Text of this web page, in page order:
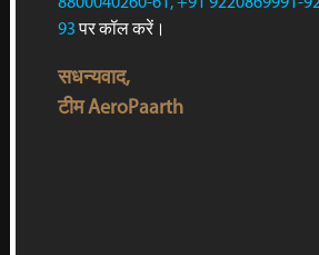
93पर कॉल करें।
सधन्यवाद,
टीम AeroPaarth